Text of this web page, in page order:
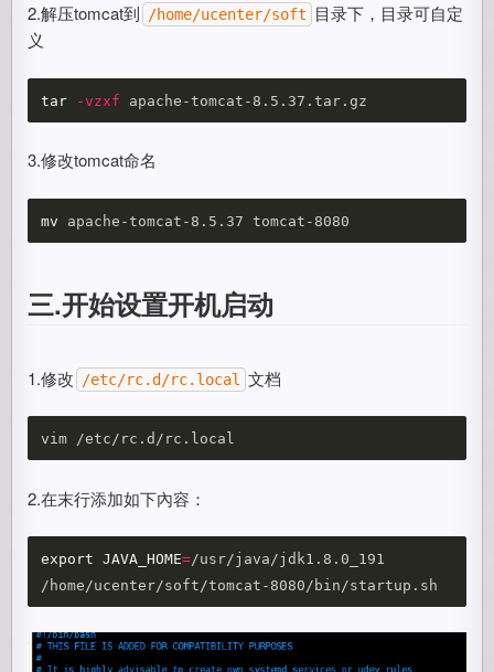
2.解压tomcat到 /home/ucenter/soft
目录下，目录可自定
义
tar -vzxf
3.修改tomcat命名
mv
三.开始设置开机启动
1.修改 /etc/rc.d/rc.local 文档
2.在末行添加如下內容：
export JAVA_HOME=/usr/java/jdk1.8.0_191